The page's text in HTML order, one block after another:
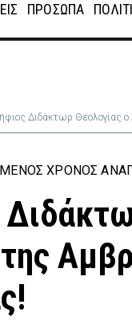
ΠΡΌΣΩΠΑ
Διδάκτωρ Θεολογίας
ΧΡΌΝΟΣ